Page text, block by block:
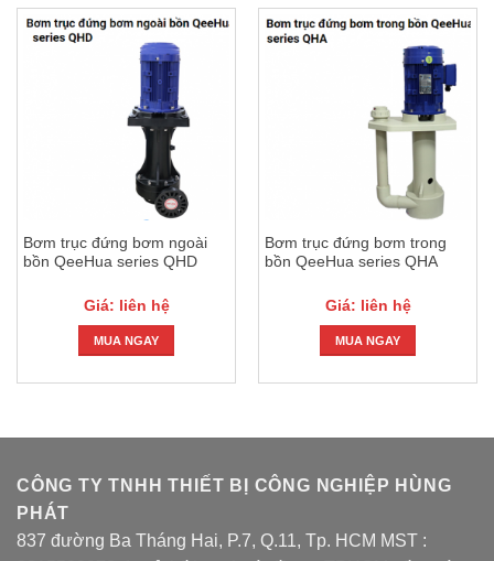
Bơm trục đứng bơm ngoài
bồn QeeHua series QHD
Giá: liên hệ
MUA NGAY
Bơm trục đứng bơm trong
bồn QeeHua series QHA
Giá: liên hệ
MUA NGAY
CÔNG TY TNHH THIẾT BỊ CÔNG NGHIỆP HÙNG
PHÁT
837 đường Ba Tháng Hai, P.7, Q.11, Tp. HCM MST :